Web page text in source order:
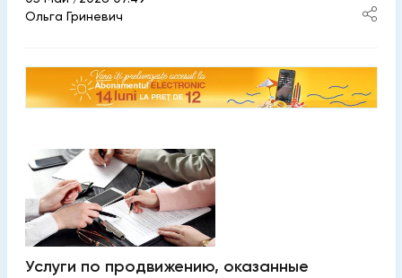
Ольга Гриневич
Услуги по продвижению, оказанные